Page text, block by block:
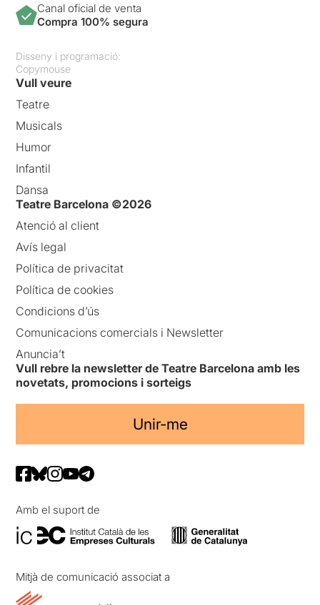
Canal oficial de venta
Compra 100% segura
Disseny i programació:
Copymouse
Vull veure
Teatre
Musicals
Humor
Infantil
Dansa
Teatre Barcelona ©2026
Atenció al client
Avís legal
Política de privacitat
Política de cookies
Condicions d’ús
Comunicacions comercials i Newsletter
Anuncia’t
Vull rebre la newsletter de Teatre Barcelona amb les
novetats, promocions i sorteigs
Unir-me
Amb el suport de
Mitjà de comunicació associat a